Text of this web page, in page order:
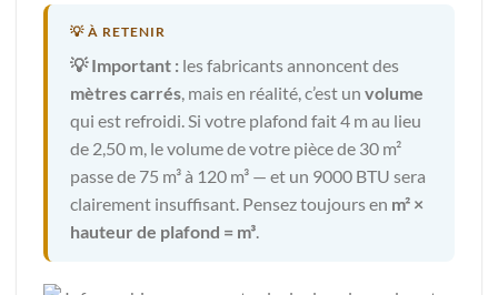
💡 Important : les fabricants annoncent des
mètres carrés , mais en réalité, c’est un volume
qui est refroidi. Si votre plafond fait 4 m au lieu
de 2,50 m, le volume de votre pièce de 30 m²
passe de 75 m³ à 120 m³ — et un 9000 BTU sera
clairement insuffisant. Pensez toujours en m² ×
hauteur de plafond = m³